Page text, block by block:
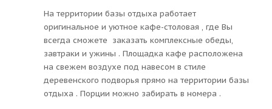
На территории базы отдыха работает
оригинальное и уютное кафе-столовая , где Вы
всегда сможете заказать комплексные обеды,
завтраки и ужины . Площадка кафе расположена
на свежем воздухе под навесом в стиле
деревенского подворья прямо на территории базы
отдыха . Порции можно забирать в номера .